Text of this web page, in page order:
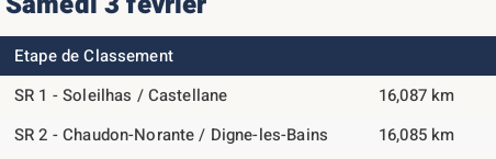
Etape de Classement
SR 1 - Soleilhas / Castellane
16,087 km
SR 2 - Chaudon-Norante / Digne-les-Bains
16,085 km